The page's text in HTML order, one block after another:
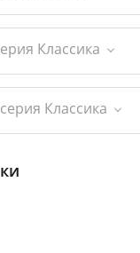
Классика
Классика